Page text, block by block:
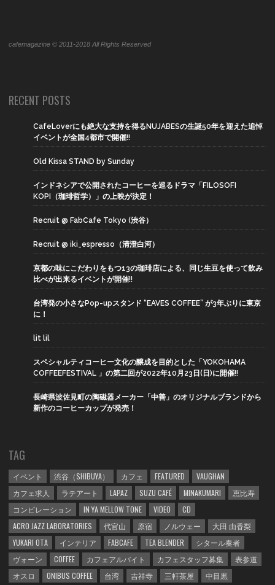
cafemagazine © 2011-2018 All Rights Reserved
RECENT POSTS
CafeLoverにも絶大な支持を得るNUJABESの生誕50年を迎えた追悼
イベントが全国4都市で開催!!
Old Kissa STAND by Sunday
インドネシアで公開されたコーヒーを巡るドラマ「FILOSOFI
KOPI（珈琲哲学）」の上映が決定！
Recruit @ FabCafe Tokyo (渋谷）
Recruit @ iki_espresso（清澄白河）
京都の味にこだわりをもつ13の珈琲店による、同じ生豆を使って飲み
比べが出来るイベントが開催!!
台湾発の小さなPop-upスタンド “EAVES COFFEE” が3年ぶりに東京
に！
lit lil
スペシャルティコーヒー文化の醸成を目的とした「YOKOHAMA
COFFEEFESTIVAL 」の第二回が2022年10月23日(日)に開催!!
長崎県波佐見町の陶磁器メーカー「中善」のオリジナルブランドから
新作のコーヒーカップが発売！
TAG
イベント 渋谷（SHIBUYA） カフェ FEATURED
VAUGHAN
カフェ求人
ラテアート LAPAZ SUZU CAFÉ MINAKUMARI
恵比寿
コンピレーション
IN YA MELLOW TONE VIDEO
CD
ACRO JAZZ LABORATORIES
代官山 原宿 ノルウェー
大田 由香梨
YUKARI OTA
インテリア FABCAFE TEA BLENDER
シタール奏者
ヴォーン
COFFEE カフェアルバイト カフェスタッフ募集
表参道
オスロ
ONIBUS COFFEE 台湾 吉祥寺 三軒茶屋 中目黒